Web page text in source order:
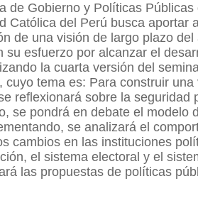
de Gobierno y Políticas Públicas
Católica del Perú busca aportar
de una visión de largo plazo
su esfuerzo por alcanzar el
la cuarta versión del
cuyo tema es: Para construir
reflexionará sobre la seguridad
se pondrá en debate el modelo
se analizará el
cambios en las instituciones
el sistema electoral y el
las propuestas de políticas